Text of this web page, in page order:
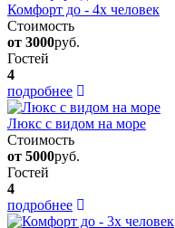
Комфорт до - 4х человек
Стоимость
от 3000руб.
Гостей
4
подробнее
Люкс с видом на море
Стоимость
от 5000руб.
Гостей
4
подробнее